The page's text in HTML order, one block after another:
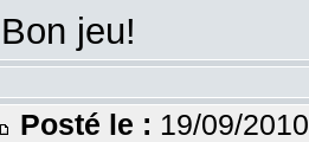
Bon jeu!
Posté le : 19/09/